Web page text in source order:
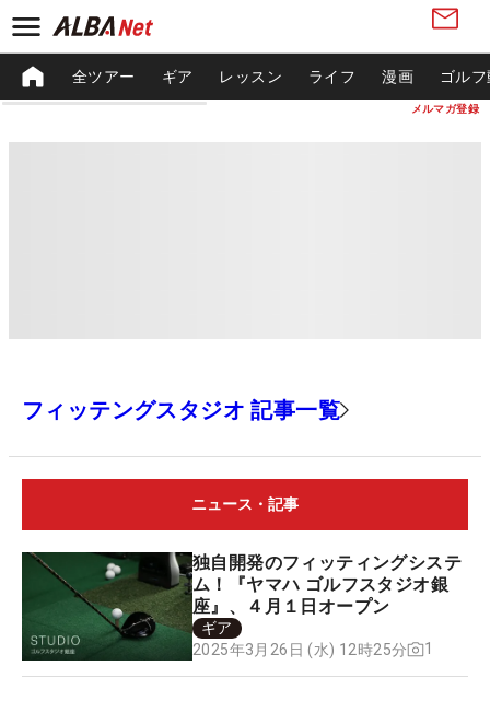
メルマガ登録
全ツアー ギア レッスン ライフ 漫画 ゴル
フィッテングスタジオ 記事一覧
ニュース・記事
独自開発のフィッティングシステ
ム！『ヤマハ ゴルフスタジオ銀
座』、４月１日オープン
ギア
2025年3月26日 (水) 12時25分
1